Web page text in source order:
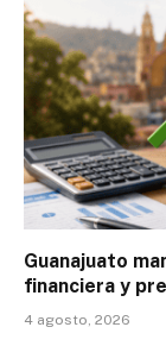
Guanajuato
financiera y
4 agosto, 2026